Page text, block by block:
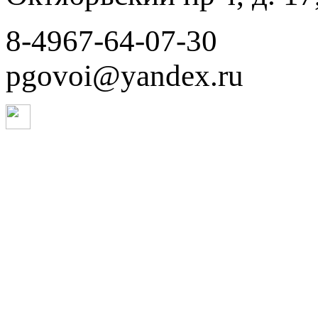
8-4967-64-07-30
pgovoi@yandex.ru